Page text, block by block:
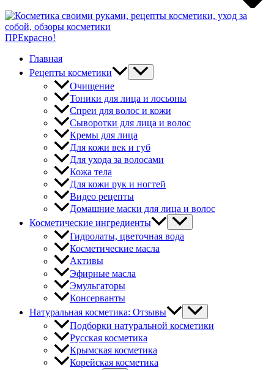
ПРЕкрасно!
Главная
Рецепты косметики
Очищение
Тоники для лица и лосьоны
Спреи для волос и кожи
Сыворотки для лица и волос
Кремы для лица
Для кожи век и губ
Для ухода за волосами
Кожа тела
Для кожи рук и ногтей
Видео рецепты
Домашние маски для лица и волос
Косметические ингредиенты
Гидролаты, цветочная вода
Косметические масла
Активы
Эфирные масла
Эмульгаторы
Консерванты
Натуральная косметика: Отзывы
Подборки натуральной косметики
Русская косметика
Крымская косметика
Корейская косметика